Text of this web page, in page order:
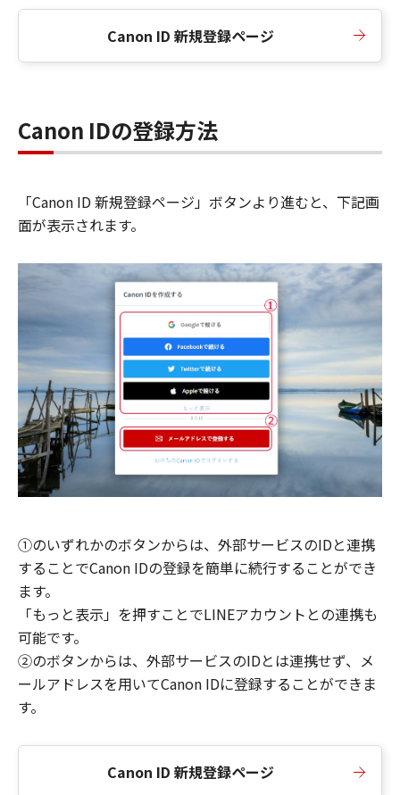
Canon ID 新規登録ページ
Canon IDの登録方法
「Canon ID 新規登録ページ」ボタンより進むと、下記画
面が表示されます。
①のいずれかのボタンからは、外部サービスのIDと連携
することでCanon IDの登録を簡単に続行することができ
ます。
「もっと表示」を押すことでLINEアカウントとの連携も
可能です。
②のボタンからは、外部サービスのIDとは連携せず、メ
ールアドレスを用いてCanon IDに登録することができま
す。
Canon ID 新規登録ページ